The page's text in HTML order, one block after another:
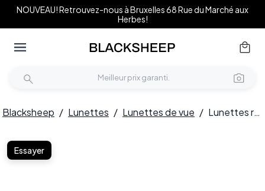
NOUVEAU! Retrouvez-nous à Bruxelles 68 Rue du Marché aux
Herbes!
Blacksheep / Lunettes / Lunettes de vue / Lunettes rectangulaires en métal noir #BS2425-0598
Essayer